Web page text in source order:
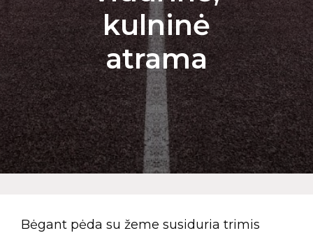
kulninė
atrama
Bėgant pėda su žeme susiduria trimis